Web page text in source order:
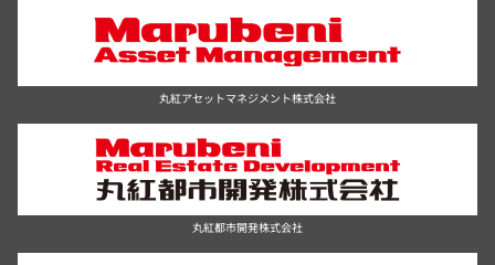
丸紅アセットマネジメント株式会社
丸紅都市開発株式会社